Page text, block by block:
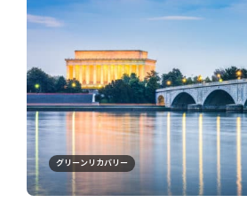
グリーンリカバリー